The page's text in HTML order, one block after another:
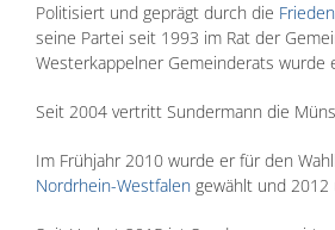
Politisiert und geprägt durch die
seine Partei seit 1993 im Rat der
Westerkappelner Gemeinderats wurde
Seit 2004 vertritt Sundermann die
Im Frühjahr 2010 wurde er für den
Nordrhein-Westfalen gewählt und